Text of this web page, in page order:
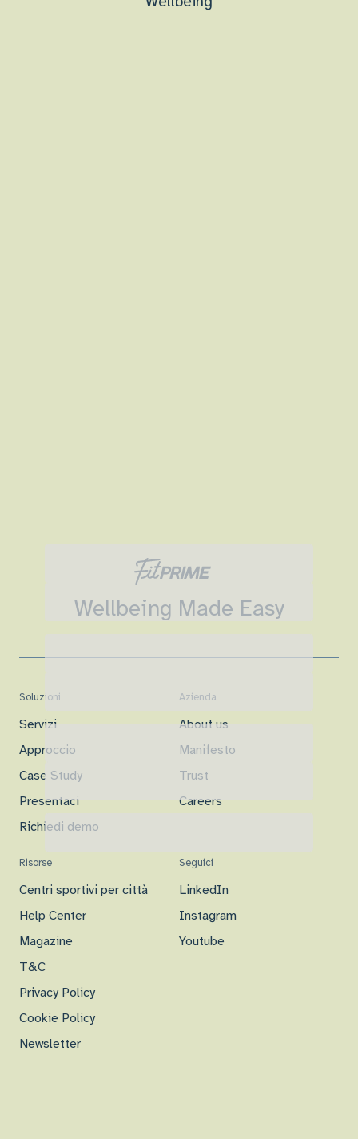
Wellbeing Made Easy
Soluzioni
Servizi
Approccio
Case Study
Presentaci
Richiedi demo
Azienda
About us
Manifesto
Trust
Careers
Risorse
Centri sportivi per città
Help Center
Magazine
T&C
Privacy Policy
Cookie Policy
Newsletter
Seguici
LinkedIn
Instagram
Youtube